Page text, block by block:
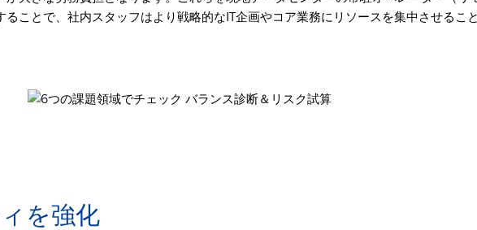
ることで、社内スタッフはより戦略的なIT企画やコア業務にリソースを集中させるこ
を強化